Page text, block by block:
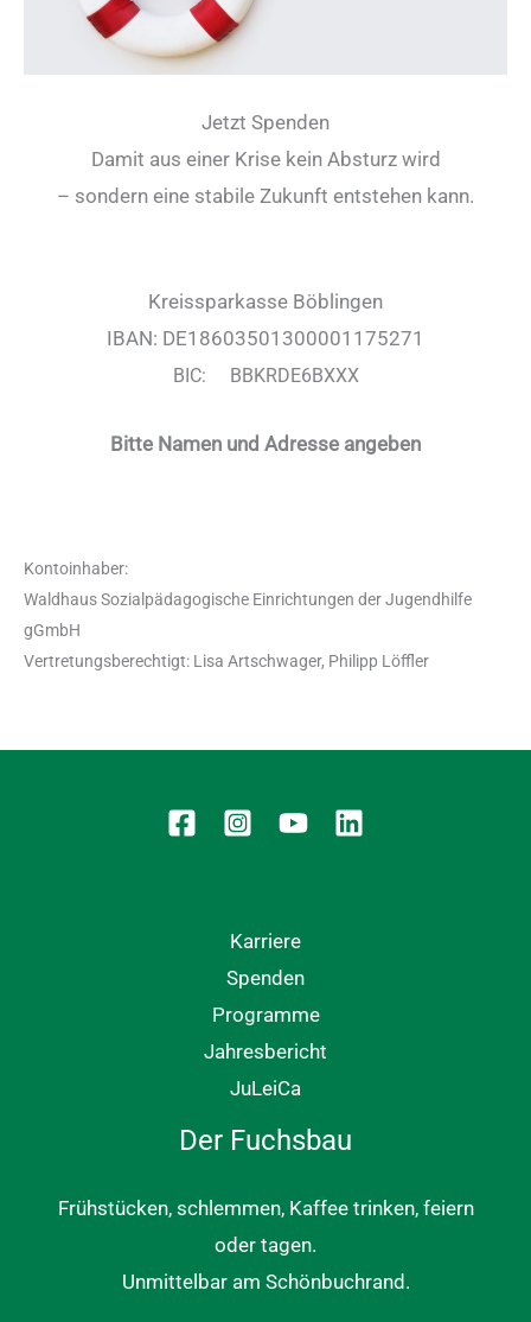
Jetzt Spenden
Damit aus einer Krise kein Absturz wird
– sondern eine stabile Zukunft entstehen kann.
Kreissparkasse Böblingen
IBAN: DE18603501300001175271
BIC: BBKRDE6BXXX
Bitte Namen und Adresse angeben
Kontoinhaber:
Waldhaus Sozialpädagogische Einrichtungen der Jugendhilfe
gGmbH
Vertretungsberechtigt: Lisa Artschwager, Philipp Löffler
Karriere
Spenden
Programme
Jahresbericht
JuLeiCa
Der Fuchsbau
Frühstücken, schlemmen, Kaffee trinken, feiern
oder tagen.
Unmittelbar am Schönbuchrand.